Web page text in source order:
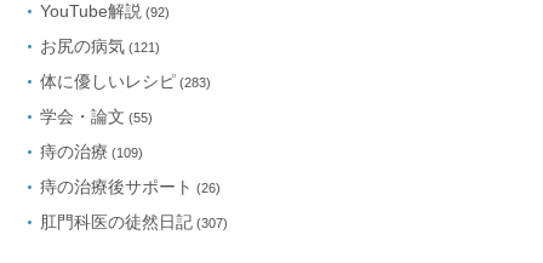
YouTube解説(92)
お尻の病気(121)
体に優しいレシピ (283)
学会・論文 (55)
痔の治療 (109)
痔の治療後サポート (26)
肛門科医の徒然日記(307)